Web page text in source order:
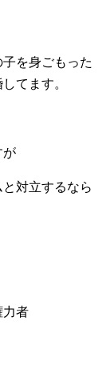
を身ごもった
てます。
が
対立するなら
力者